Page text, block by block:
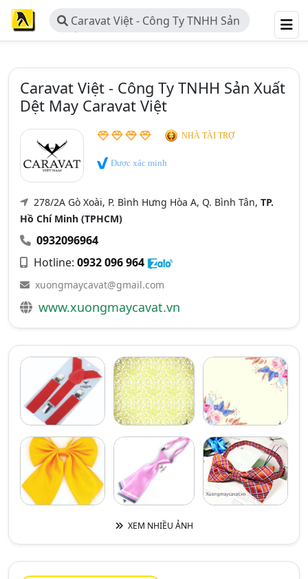
Caravat Việt - Công Ty TNHH Sản
Xuất Dệt May Caravat Việt
Caravat Việt - Công Ty TNHH Sản Xuất
Dệt May Caravat Việt
NHÀ TÀI TRỢ
Được xác minh
278/2A Gò Xoài, P. Bình Hưng Hòa A, Q. Bình Tân, TP.
Hồ Chí Minh (TPHCM)
0932096964
Hotline: 0932 096 964
xuongmaycavat@gmail.com
www.xuongmaycavat.vn
XEM NHIỀU ẢNH